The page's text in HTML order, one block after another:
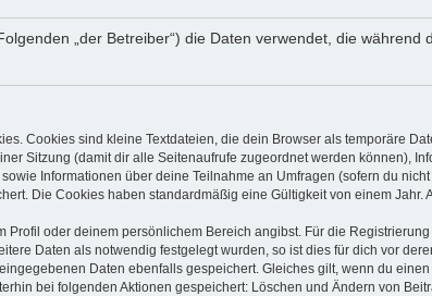
„der Betreiber“) die Daten verwendet, die während
Cookies sind kleine Textdateien, die dein Browser als temporäre
Sitzung (damit dir alle Seitenaufrufe zugeordnet werden können),
Informationen über deine Teilnahme an Umfragen (sofern du
Die Cookies haben standardmäßig eine Gültigkeit von einem Jahr.
oder deinem persönlichem Bereich angibst. Für die
Daten als notwendig festgelegt wurden, so ist dies für dich vor
Daten ebenfalls gespeichert. Gleiches gilt, wenn du
bei folgenden Aktionen gespeichert: Löschen und Ändern von